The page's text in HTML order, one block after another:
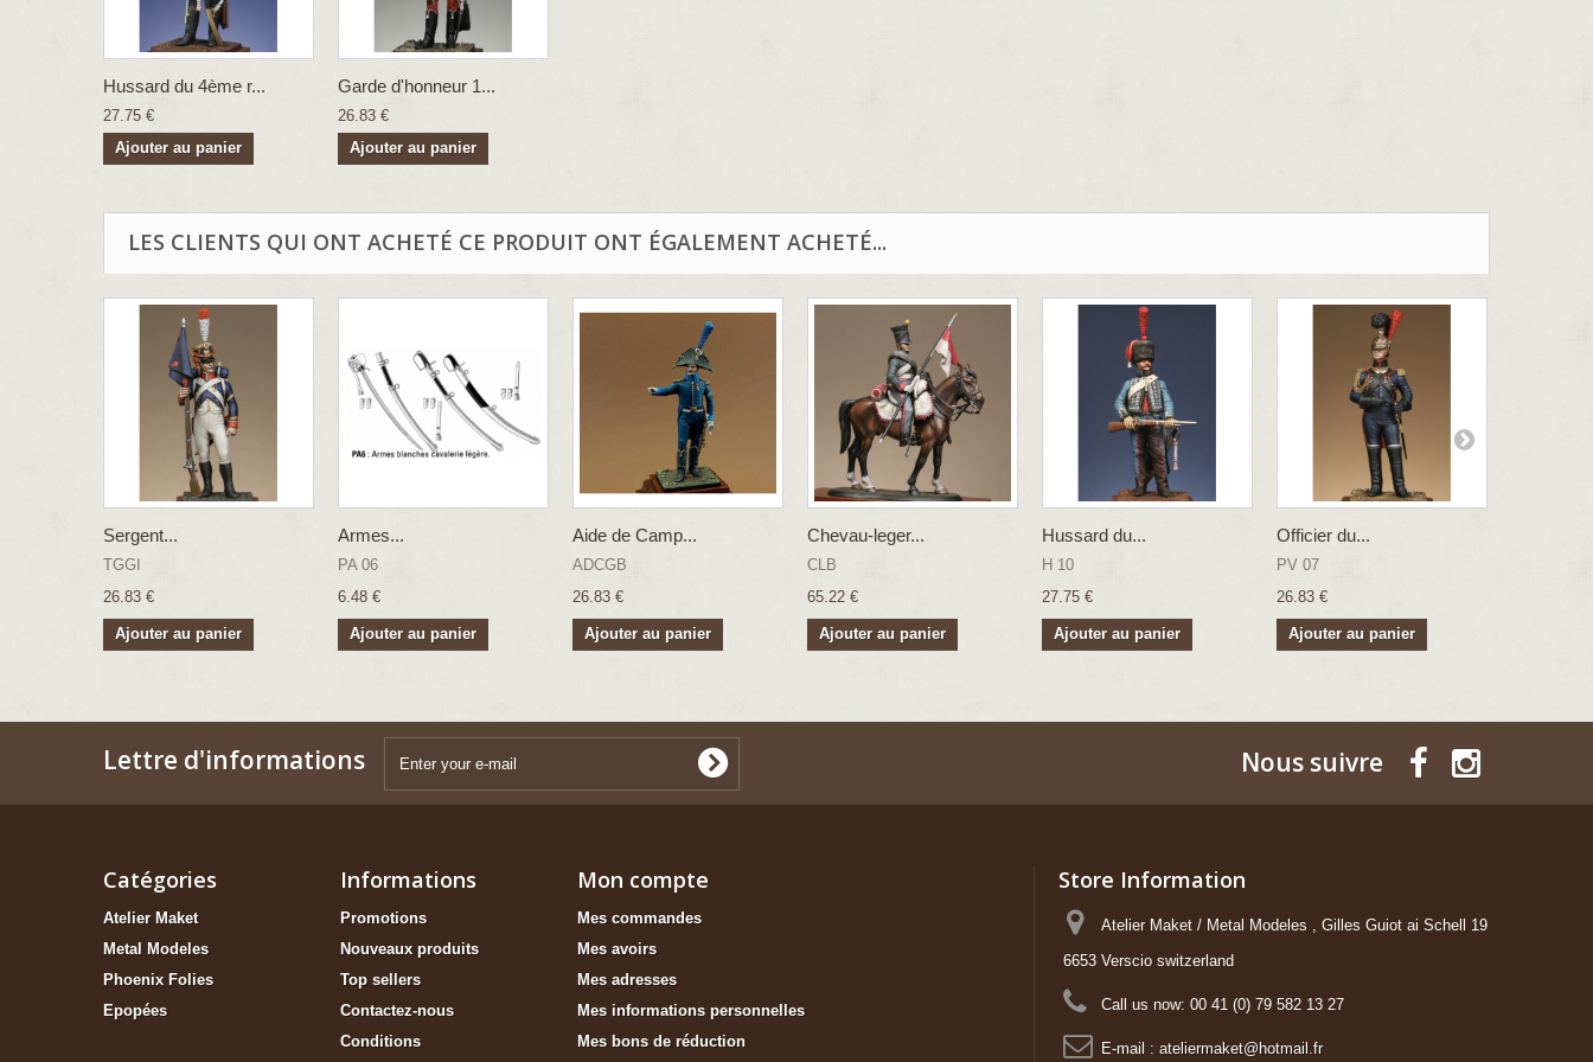
Hussard du 4ème r...
27.75 €
Ajouter au panier
Garde d'honneur 1...
26.83 €
Ajouter au panier
LES CLIENTS QUI ONT ACHETÉ CE PRODUIT ONT ÉGALEMENT ACHETÉ...
Sergent...
TGGI
26.83 €
Ajouter au panier
Armes...
PA 06
6.48 €
Ajouter au panier
Aide de Camp...
ADCGB
26.83 €
Ajouter au panier
Chevau-leger...
CLB
65.22 €
Ajouter au panier
Hussard du...
H 10
27.75 €
Ajouter au panier
Officier du...
PV 07
26.83 €
Ajouter au panier
Lettre d'informations Nous suivre
Catégories
Atelier Maket
Metal Modeles
Phoenix Folies
Epopées
Informations
Promotions
Nouveaux produits
Top sellers
Contactez-nous
Conditions
Mon compte
Mes commandes
Mes avoirs
Mes adresses
Mes informations personnelles
Mes bons de réduction
Store Information
Atelier Maket / Metal Modeles , Gilles Guiot ai Schell 19
6653 Verscio switzerland
Call us now: 00 41 (0) 79 582 13 27
E-mail : ateliermaket@hotmail.fr